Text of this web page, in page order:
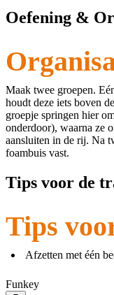
Oefening &
Maak twee groepen.
houdt deze iets boven
groepje springen hier
onderdoor), waarna ze
aansluiten in de rij. Na
foambuis vast.
Tips voor de
Tips
Afzetten met één
Funkey